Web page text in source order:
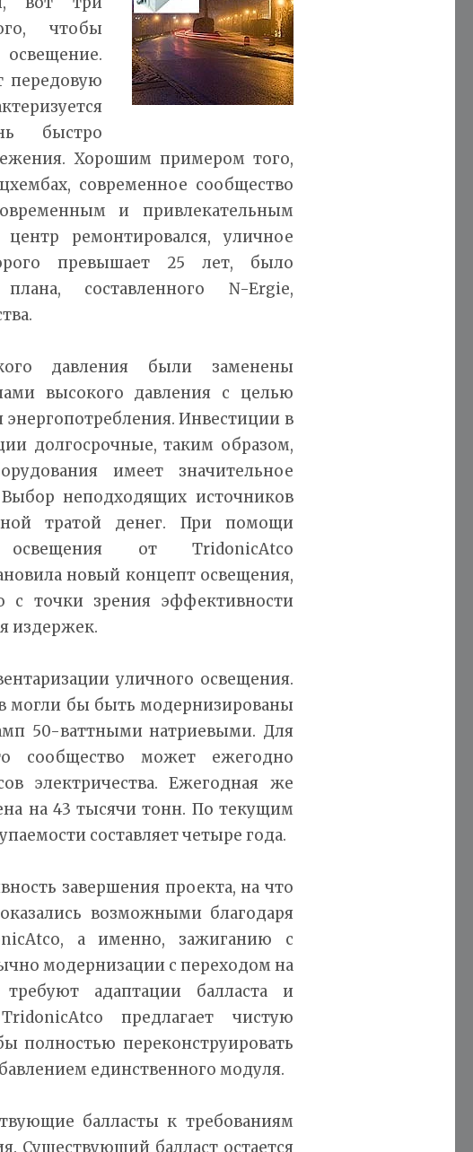
чтобы
передовую
быстро
Хорошим примером того,
современное сообщество
и привлекательным
ремонтировался, уличное
превышает 25 лет, было
составленного N-Ergie,
давления были заменены
высокого давления с целью
Инвестиции в
долгосрочные, таким образом,
имеет значительное
неподходящих источников
тратой денег. При помощи
освещения от TridonicAtco
новый концепт освещения,
с точки зрения эффективности
издержек.
уличного освещения.
могли бы быть модернизированы
50-ваттными натриевыми. Для
сообщество может ежегодно
электричества. Ежегодная же
на 43 тысячи тонн. По текущим
составляет четыре года.
завершения проекта, на что
возможными благодаря
а именно, зажиганию с
модернизации с переходом на
адаптации балласта и
предлагает чистую
полностью переконструировать
единственного модуля.
балласты к требованиям
Существующий балласт остается